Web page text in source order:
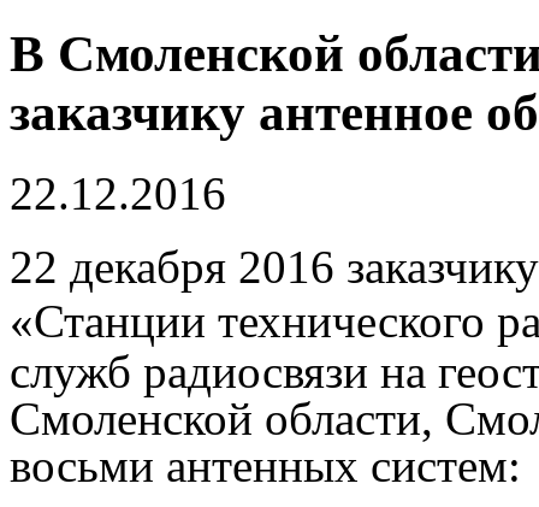
В Смоленской
заказчику антенное
22.12.2016
22 декабря 2016
«Станции технического
служб радиосвязи на
Смоленской области,
восьми антенных систем: